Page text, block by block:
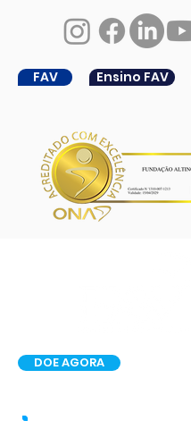
FAV Ensino FAV
DOE AGORA